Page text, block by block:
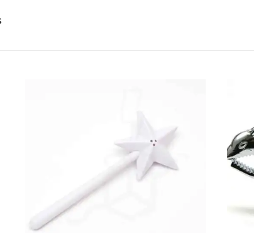
Ordenado